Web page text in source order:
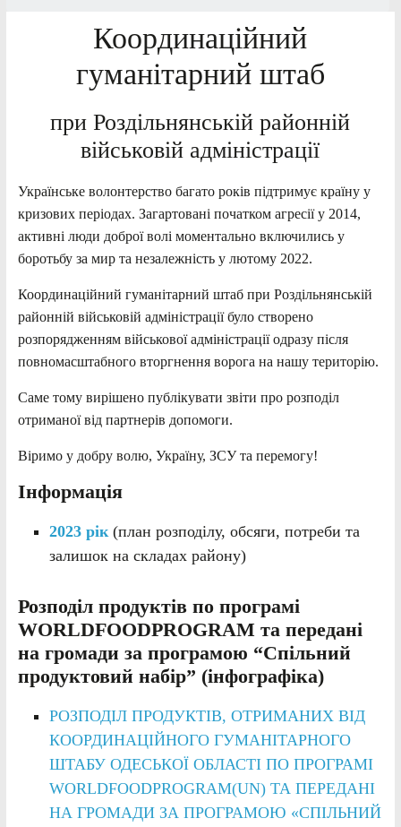
Координаційний
гуманітарний штаб
при Роздільнянській районній
військовій адміністрації
Українське волонтерство багато років підтримує країну у
кризових періодах. Загартовані початком агресії у 2014,
активні люди доброї волі моментально включились у
боротьбу за мир та незалежність у лютому 2022.
Координаційний гуманітарний штаб при Роздільнянській
районній військовій адміністрації було створено
розпорядженням військової адміністрації одразу після
повномасштабного вторгнення ворога на нашу територію.
Саме тому вирішено публікувати звіти про розподіл
отриманої від партнерів допомоги.
Віримо у добру волю, Україну, ЗСУ та перемогу!
Інформація
2023 рік(план розподілу, обсяги, потреби та
залишок на складах району)
Розподіл продуктів по програмі
WORLDFOODPROGRAM та передані
на громади за програмою “Спільний
продуктовий набір” (інфографіка)
РОЗПОДІЛ ПРОДУКТІВ, ОТРИМАНИХ ВІД
КООРДИНАЦІЙНОГО ГУМАНІТАРНОГО
ШТАБУ ОДЕСЬКОЇ ОБЛАСТІ ПО ПРОГРАМІ
WORLDFOODPROGRAM(UN) ТА ПЕРЕДАНІ
НА ГРОМАДИ ЗА ПРОГРАМОЮ «СПІЛЬНИЙ